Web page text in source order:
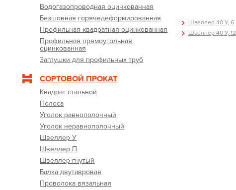
Водогазопроводная оцинкованная
Безшовная горячедеформированная
Профильная квадратная оцинкованная
Профильная прямоугольная
оцинкованная
Заглушки для профильных труб
СОРТОВОЙ ПРОКАТ
Квадрат стальной
Полоса
Уголок равнополочный
Уголок неравнополочный
Швеллер У
Швеллер П
Швеллер гнутый
Балка двутавровая
Проволока вязальная
Швеллер 40 У, 6
Швеллер 40 У, 12